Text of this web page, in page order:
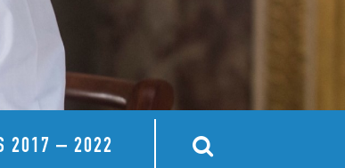
2017 – 2022